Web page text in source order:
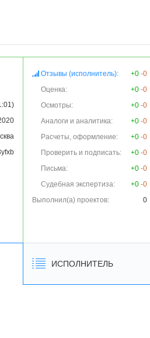
Отзывы (исполнитель): +0 -0
Оценка:
+0 -0
Осмотры:
+0 -0
Аналоги и аналитика:
+0 -0
Расчеты, оформление:
+0 -0
Проверить и подписать:
+0 -0
Письма:
+0 -0
Судебная экспертиза:
+0 -0
Выполнил(а) проектов:
0
ИСПОЛНИТЕЛЬ